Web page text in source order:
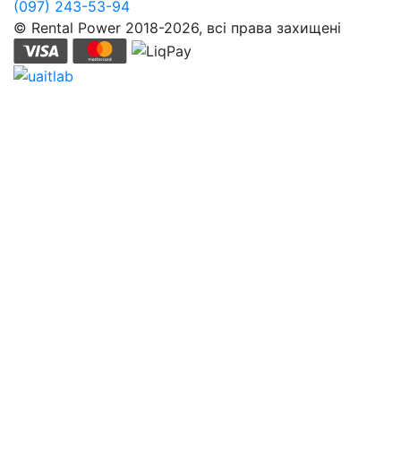
(097) 243-53-94
© Rental Power 2018-2026, всі права захищені